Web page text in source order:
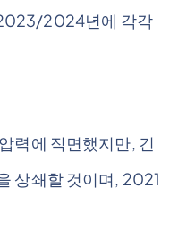
2024년에 각각
력에 직면했지만, 긴
상쇄할 것이며, 2021